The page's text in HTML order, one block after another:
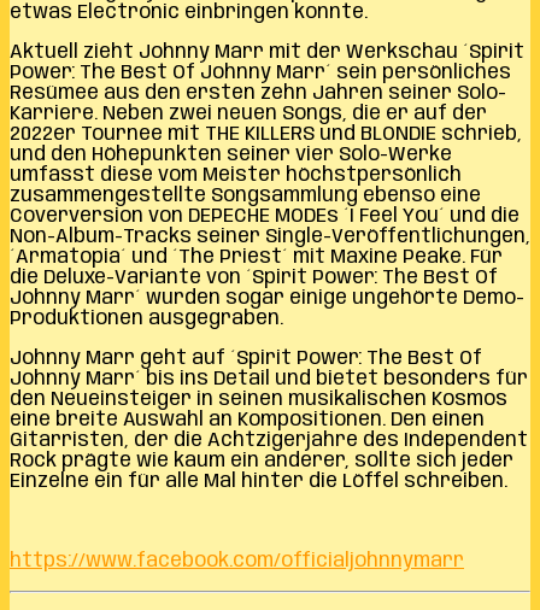
etwas Electronic einbringen konnte.
Aktuell zieht Johnny Marr mit der Werkschau ´Spirit
Power: The Best Of Johnny Marr´ sein persönliches
Resümee aus den ersten zehn Jahren seiner Solo-
Karriere. Neben zwei neuen Songs, die er auf der
2022er Tournee mit THE KILLERS und BLONDIE schrieb,
und den Höhepunkten seiner vier Solo-Werke
umfasst diese vom Meister höchstpersönlich
zusammengestellte Songsammlung ebenso eine
Coverversion von DEPECHE MODEs ´I Feel You´ und die
Non-Album-Tracks seiner Single-Veröffentlichungen,
´Armatopia´ und ´The Priest´ mit Maxine Peake. Für
die Deluxe-Variante von ´Spirit Power: The Best Of
Johnny Marr´ wurden sogar einige ungehörte Demo-
Produktionen ausgegraben.
Johnny Marr geht auf ´Spirit Power: The Best Of
Johnny Marr´ bis ins Detail und bietet besonders für
den Neueinsteiger in seinen musikalischen Kosmos
eine breite Auswahl an Kompositionen. Den einen
Gitarristen, der die Achtzigerjahre des Independent
Rock prägte wie kaum ein anderer, sollte sich jeder
Einzelne ein für alle Mal hinter die Löffel schreiben.
https://www.facebook.com/officialjohnnymarr